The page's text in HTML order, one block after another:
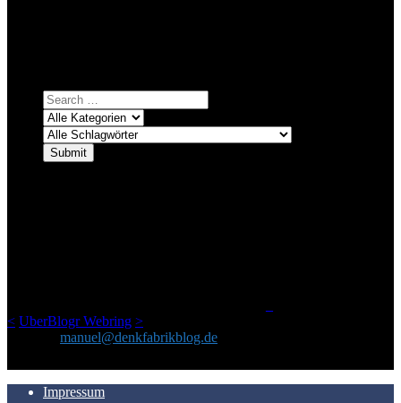
< UberBlogr Webring >
manuel@denkfabrikblog.de
Impressum